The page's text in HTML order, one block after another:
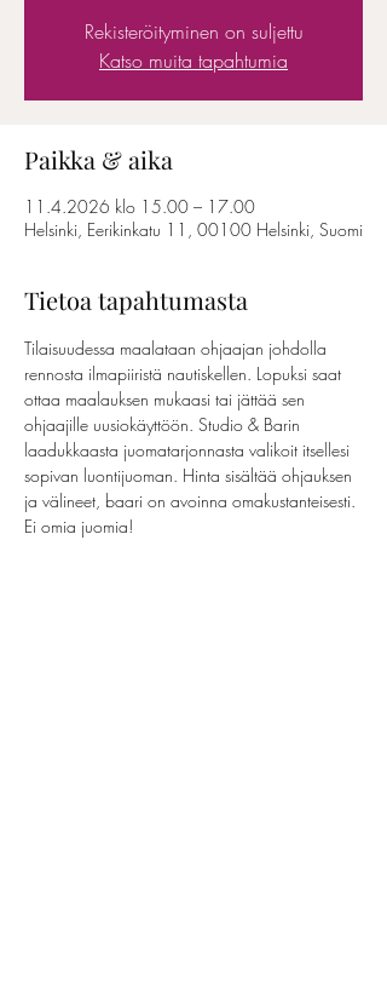
Rekisteröityminen on suljettu
Katso muita tapahtumia
Paikka & aika
11.4.2026 klo 15.00 – 17.00
Helsinki, Eerikinkatu 11, 00100 Helsinki, Suomi
Tietoa tapahtumasta
Tilaisuudessa maalataan ohjaajan johdolla
rennosta ilmapiiristä nautiskellen. Lopuksi saat
ottaa maalauksen mukaasi tai jättää sen
ohjaajille uusiokäyttöön. Studio & Barin
laadukkaasta juomatarjonnasta valikoit itsellesi
sopivan luontijuoman. Hinta sisältää ohjauksen
ja välineet, baari on avoinna omakustanteisesti.
Ei omia juomia!